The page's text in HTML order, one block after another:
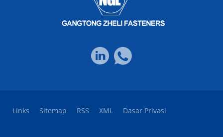
Links Sitemap RSS XML Dasar Privasi